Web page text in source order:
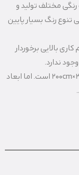
مختلف تولید و
تنوع رنگ بسیار پایین
بالایی برخوردار
ندارد.
ابعاد پلکسی گلاس تایوانی حداکثر ۳۰۰×۲۰۰cm است. اما ابعاد